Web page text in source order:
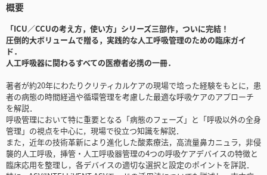
概要
「ICU／CCUの考え方，使い方」シリーズ三部作，ついに完結！
圧倒的大ボリュームで贈る，実践的な人工呼吸管理のための臨床ガイ
ド．
人工呼吸器に関わるすべての医療者必携の一冊．
著者が約20年にわたりクリティカルケアの現場で培った経験をもとに，患
者の病態の時間経過や循環管理を考慮した最適な呼吸ケアのアプローチ
を解説．
呼吸管理において特に重要となる「病態のフェーズ」と「呼吸以外の全身
管理」の視点を中心に，現場で役立つ知識を解説．
また，近年の技術革新により進化した酸素療法，高流量鼻カニュラ，非侵
襲的人工呼吸，挿管・人工呼吸器管理の4つの呼吸ケアデバイスの特徴と
臨床応用を整理し，各デバイスの適切な選択と設定のポイントを詳説．